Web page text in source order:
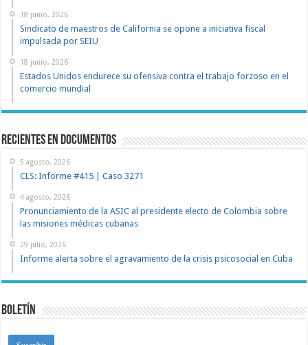
18 junio, 2026
Sindicato de maestros de California se opone a iniciativa fiscal
impulsada por SEIU
18 junio, 2026
Estados Unidos endurece su ofensiva contra el trabajo forzoso en el
comercio mundial
recientes en documentos
5 agosto, 2026
CLS: Informe #415 | Caso 3271
4 agosto, 2026
Pronunciamiento de la ASIC al presidente electo de Colombia sobre
las misiones médicas cubanas
29 julio, 2026
Informe alerta sobre el agravamiento de la crisis psicosocial en Cuba
Boletín